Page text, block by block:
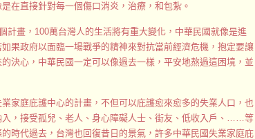
在直接針對每一個傷口消炎，治療，和包紮。
計畫，100萬台灣人的生活將有重大變化，中華民國就像是進
果政府以面臨一場戰爭的精神來對抗當前經濟危機，抱定要讓
決心，中華民國一定可以像過去一樣，平安地熬過這困境，並
家庭庇護中心的計畫，不但可以庇護愈來愈多的失業人口，也
入，接受孤兒、老人、身心障礙人士、街友、低收入戶、……等
時代過去，台灣也回復昔日的景氣，許多中華民國失業家庭庇